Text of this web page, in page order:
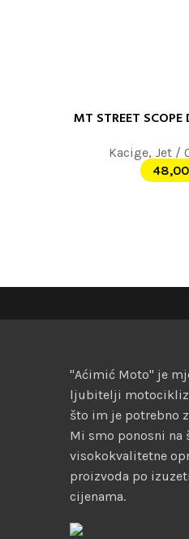
ODABERITE OPCIJE
MT STREET SCOPE
Kacige, Jet /
48,00
"Aćimić Moto" je
ljubitelji
što im je potrebno
Mi smo ponosni na
visokokvalitetne
proizvoda po
cijenama.